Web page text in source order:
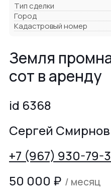
Тип сделки
Город
Кадастровый номер
Земля
сот в аренду
id 6368
Сергей Смирнов
+7 (967) 930-79-
50 000 ₽ / месяц